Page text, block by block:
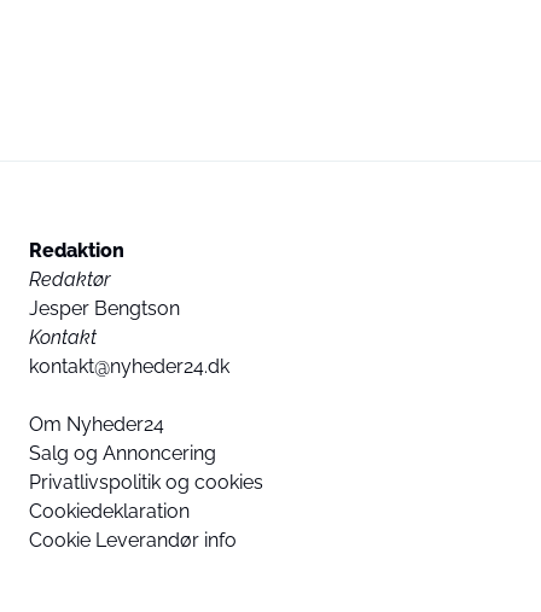
Redaktion
Redaktør
Jesper Bengtson
Kontakt
kontakt@nyheder24.dk
Om Nyheder24
Salg og Annoncering
Privatlivspolitik og cookies
Cookiedeklaration
Cookie Leverandør info